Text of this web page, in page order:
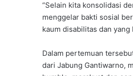
“Selain kita konsolidasi
menggelar bakti sosial
kaum disabilitas dan yang
Dalam pertemuan
dari Jabung Gantiwarno,